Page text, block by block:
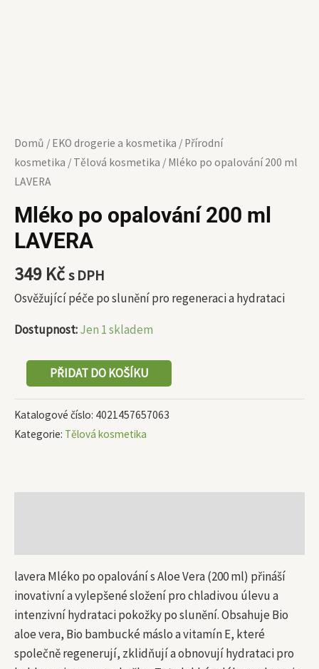
Domů / EKO drogerie a kosmetika / Přírodní
kosmetika / Tělová kosmetika / Mléko po opalování 200 ml
LAVERA
Mléko po opalování 200 ml
LAVERA
349 Kčs DPH
Osvěžující péče po slunění pro regeneraci a hydrataci
Dostupnost:Jen 1 skladem
PŘIDAT DO KOŠÍKU
Katalogové číslo: 4021457657063
Kategorie: Tělová kosmetika
lavera Mléko po opalování s Aloe Vera (200 ml) přináší
inovativní a vylepšené složení pro chladivou úlevu a
intenzivní hydrataci pokožky po slunění. Obsahuje Bio
aloe vera, Bio bambucké máslo a vitamín E, které
společně regenerují, zklidňují a obnovují hydrataci pro